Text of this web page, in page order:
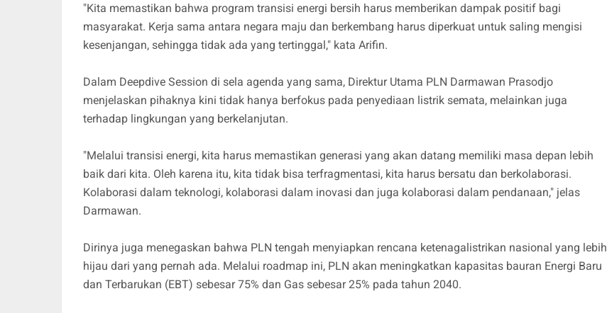
"Kita memastikan bahwa program transisi energi bersih harus memberikan dampak positif bagi
masyarakat. Kerja sama antara negara maju dan berkembang harus diperkuat untuk saling mengisi
kesenjangan, sehingga tidak ada yang tertinggal," kata Arifin.
Dalam Deepdive Session di sela agenda yang sama, Direktur Utama PLN Darmawan Prasodjo
menjelaskan pihaknya kini tidak hanya berfokus pada penyediaan listrik semata, melainkan juga
terhadap lingkungan yang berkelanjutan.
"Melalui transisi energi, kita harus memastikan generasi yang akan datang memiliki masa depan lebih
baik dari kita. Oleh karena itu, kita tidak bisa terfragmentasi, kita harus bersatu dan berkolaborasi.
Kolaborasi dalam teknologi, kolaborasi dalam inovasi dan juga kolaborasi dalam pendanaan," jelas
Darmawan.
Dirinya juga menegaskan bahwa PLN tengah menyiapkan rencana ketenagalistrikan nasional yang lebih
hijau dari yang pernah ada. Melalui roadmap ini, PLN akan meningkatkan kapasitas bauran Energi Baru
dan Terbarukan (EBT) sebesar 75% dan Gas sebesar 25% pada tahun 2040.